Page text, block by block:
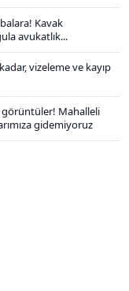
Kavak
avukatlık...
vizeleme ve kayıp
görüntüler! Mahalleli
gidemiyoruz